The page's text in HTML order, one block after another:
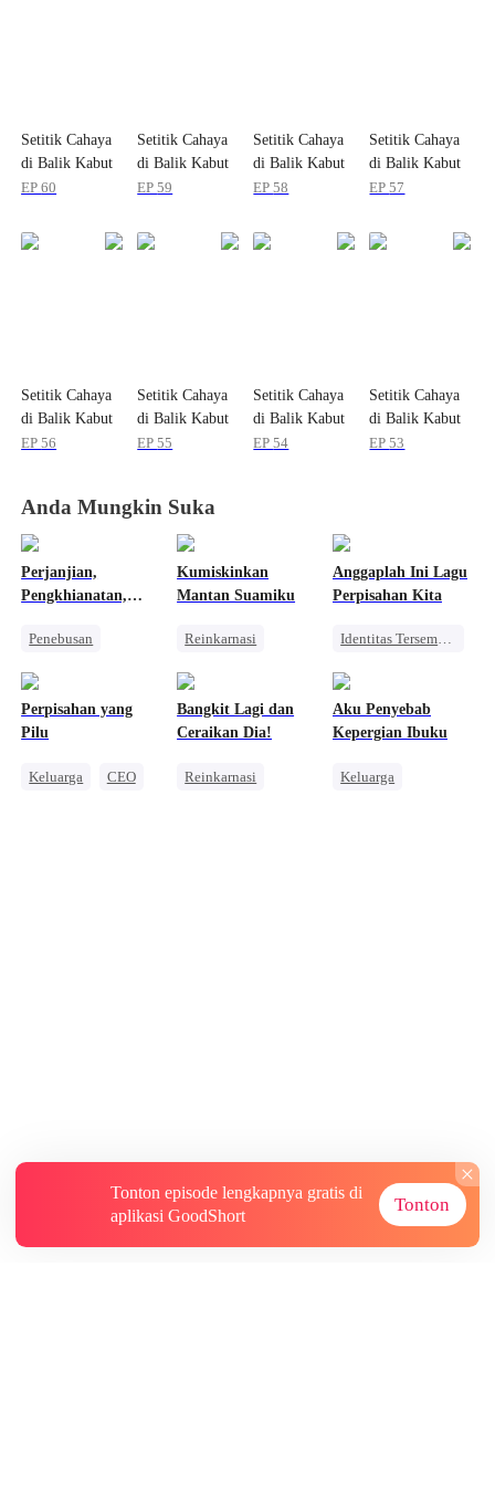
Setitik Cahaya
di Balik Kabut
EP60
Setitik Cahaya
di Balik Kabut
EP59
Setitik Cahaya
di Balik Kabut
EP58
Setitik Cahaya
di Balik Kabut
EP57
Setitik Cahaya
di Balik Kabut
EP56
Setitik Cahaya
di Balik Kabut
EP55
Setitik Cahaya
di Balik Kabut
EP54
Setitik Cahaya
di Balik Kabut
EP53
Anda Mungkin Suka
Perjanjian,
Pengkhianatan,
Penebusan
Cinta dan Benci
Kumiskinkan
Mantan Suamiku
Reinkarnasi
Kebangkitan
Anggaplah Ini Lagu
Perpisahan Kita
Identitas Tersembunyi
Menghukum Mantan Jahat
Perpisahan yang
Pilu
Keluarga
CEO
Bangkit Lagi dan
Ceraikan Dia!
Reinkarnasi
Aku Penyebab
Kepergian Ibuku
Keluarga
Tonton episode lengkapnya gratis di
aplikasi GoodShort
Tonton